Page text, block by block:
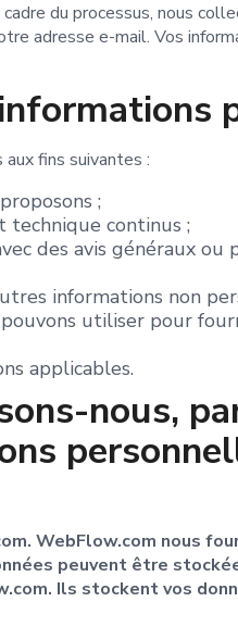
du processus, nous
adresse e-mail. Vos
fins suivantes :
;
technique continus ;
des avis généraux ou
informations non
utiliser pour
applicables.
nous,
WebFlow.com nous
peuvent être
Ils stockent vos